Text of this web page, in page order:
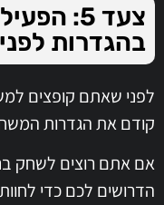
בהגדרות
קודם את הגדרות
אם אתם רוצים לשחק
הדרושים לכם כדי